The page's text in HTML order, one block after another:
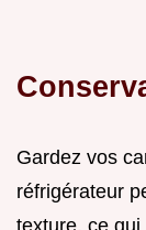
Gardez vos
réfrigérateur